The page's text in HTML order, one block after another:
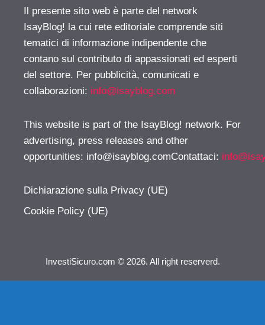
Il presente sito web è parte del network
IsayBlog! la cui rete editoriale comprende siti
tematici di informazione indipendente che
contano sul contributo di appassionati ed esperti
del settore. Per pubblicità, comunicati e
collaborazioni: info@isayblog.com
This website is part of the IsayBlog! network. For
advertising, press releases and other
opportunities: info@isayblog.comContattaci:
Dichiarazione sulla Privacy (UE)
Cookie Policy (UE)
InvestiSicuro.com © 2026. All right reserverd.